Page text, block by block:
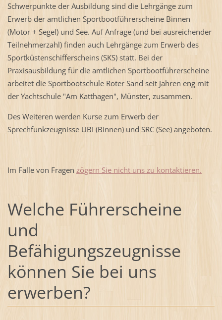
Schwerpunkte der Ausbildung sind die Lehrgänge zum
Erwerb der amtlichen Sportbootführerscheine Binnen
(Motor + Segel) und See. Auf Anfrage (und bei ausreichender
Teilnehmerzahl) finden auch Lehrgänge zum Erwerb des
Sportküstenschifferscheins (SKS) statt. Bei der
Praxisausbildung für die amtlichen Sportbootführerscheine
arbeitet die Sportbootschule Roter Sand seit Jahren eng mit
der Yachtschule "Am Katthagen", Münster, zusammen.
Des Weiteren werden Kurse zum Erwerb der
Sprechfunkzeugnisse UBI (Binnen) und SRC (See) angeboten.
Im Falle von Fragen zögern Sie nicht uns zu kontaktieren.
Welche Führerscheine
und
Befähigungszeugnisse
können Sie bei uns
erwerben?